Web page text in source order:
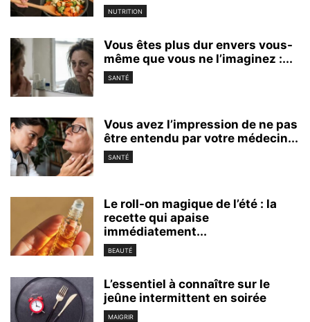
NUTRITION
Vous êtes plus dur envers vous-
même que vous ne l’imaginez :...
SANTÉ
Vous avez l’impression de ne pas
être entendu par votre médecin...
SANTÉ
Le roll-on magique de l’été : la
recette qui apaise
immédiatement...
BEAUTÉ
L’essentiel à connaître sur le
jeûne intermittent en soirée
MAIGRIR